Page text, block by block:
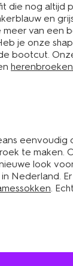
die nog altijd
en
meer van een
je onze
bootcut.
herenbroeken
eenvoudig
te maken.
look
Nederland.
.